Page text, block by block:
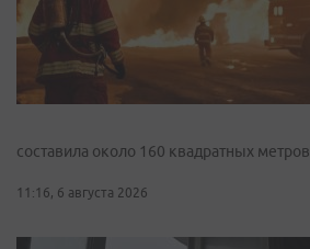
составила около 160 квадратных метров
11:16, 6 августа 2026